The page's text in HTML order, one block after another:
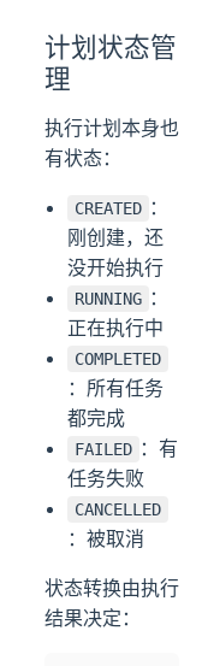
计划状态管
理
执行计划本身也
有状态：
CREATED ：
刚创建，还
没开始执行
RUNNING ：
正在执行中
COMPLETED
：所有任务
都完成
FAILED ：有
任务失败
CANCELLED
：被取消
状态转换由执行
结果决定：